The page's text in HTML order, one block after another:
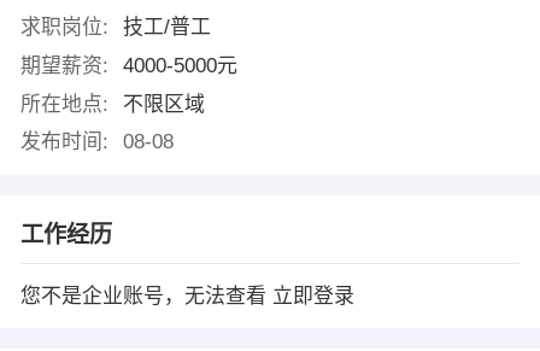
求职岗位:
技工/普工
期望薪资:
4000-5000元
所在地点:
不限区域
发布时间:
08-08
工作经历
您不是企业账号，无法查看 立即登录